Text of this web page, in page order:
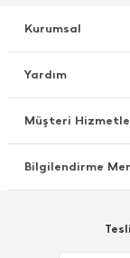
Kurumsal
Yardım
Müşteri
Bilgilendirme